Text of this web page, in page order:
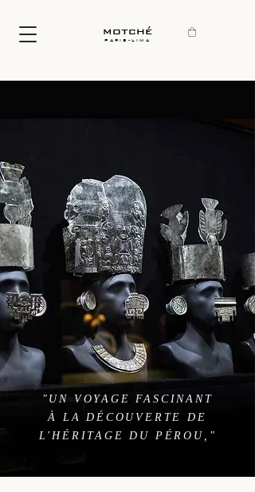
motché
paris-lima
"UN VOYAGE FASCINANT
À LA DÉCOUVERTE DE
L'HÉRITAGE DU PÉROU,"